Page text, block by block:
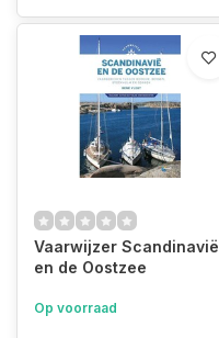
Vaarwijzer Scandinavië
en de Oostzee
Op voorraad